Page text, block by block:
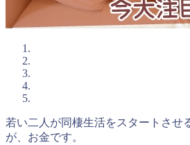
若い二人が同棲生活をスタートさせ
が、お金です。